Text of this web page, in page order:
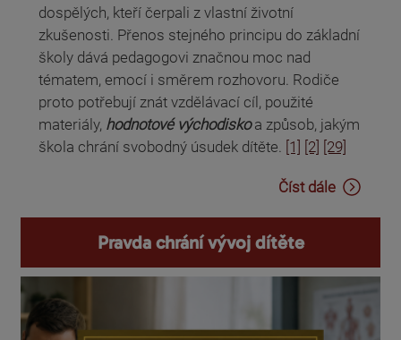
dospělých, kteří čerpali z vlastní životní
zkušenosti. Přenos stejného principu do základní
školy dává pedagogovi značnou moc nad
tématem, emocí i směrem rozhovoru. Rodiče
proto potřebují znát vzdělávací cíl, použité
materiály, hodnotové východiskoa způsob, jakým
škola chrání svobodný úsudek dítěte. [1] [2] [29]
Číst dále
Pravda chrání vývoj dítěte